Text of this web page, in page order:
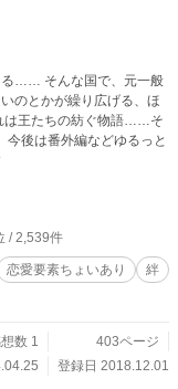
る…… そんな国で、元一般
のとかが繰り広げる、ほ
/ 2,539件
恋愛要素ちょいあり
絆
数 1
403ページ
登録日 2018.12.01